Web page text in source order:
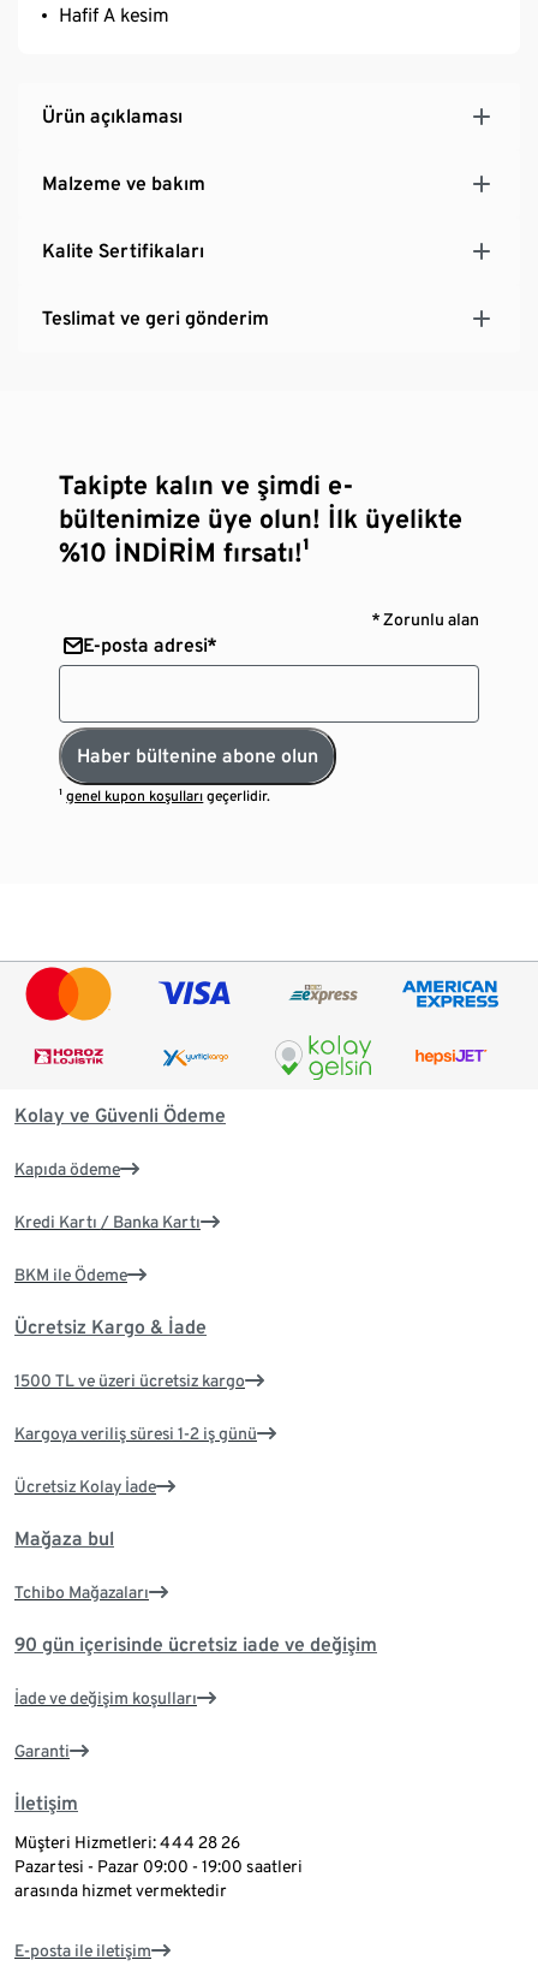
Hafif A kesim
Ürün açıklaması
Malzeme ve bakım
Kalite Sertifikaları
Teslimat ve geri gönderim
Takipte kalın ve şimdi e-
bültenimize üye olun! İlk üyelikte
%10 İNDİRİM fırsatı!¹
* Zorunlu alan
E-posta adresi*
Haber bültenine abone olun
¹genel kupon koşulları geçerlidir.
Kolay ve Güvenli Ödeme
Kapıda ödeme
Kredi Kartı / Banka Kartı
BKM ile Ödeme
Ücretsiz Kargo & İade
1500 TL ve üzeri ücretsiz kargo
Kargoya veriliş süresi 1-2 iş günü
Ücretsiz Kolay İade
Mağaza bul
Tchibo Mağazaları
90 gün içerisinde ücretsiz iade ve değişim
İade ve değişim koşulları
Garanti
İletişim
Müşteri Hizmetleri: 444 28 26
Pazartesi - Pazar 09:00 - 19:00 saatleri
arasında hizmet vermektedir
E-posta ile iletişim